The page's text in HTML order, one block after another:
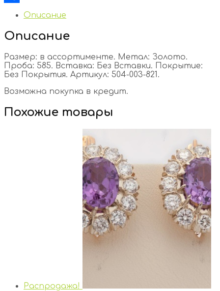
Отправить
Описание
Описание
Размер: в ассортименте. Метал: Золото.
Проба: 585. Вставка: Без Вставки. Покрытие:
Без Покрытия. Артикул: 504-003-821.
Возможна покупка в кредит.
Похожие товары
Распродажа!